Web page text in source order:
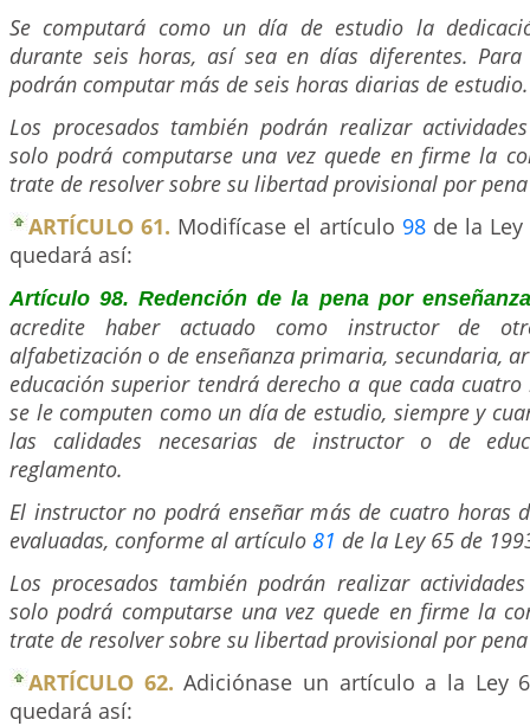
Se computará como un día de estudio la
durante seis horas, así sea en días diferentes. Para
podrán computar más de seis horas diarias de estudio.
Los procesados también podrán realizar
solo podrá computarse una vez quede en firme la
trate de resolver sobre su libertad provisional por
ARTÍCULO 61. Modifícase el artículo 98de la Ley
quedará así:
Artículo 98. Redención de la pena por
acredite haber actuado como instructor de
alfabetización o de enseñanza primaria, secundaria,
educación superior tendrá derecho a que cada cuatro
se le computen como un día de estudio, siempre y
las calidades necesarias de instructor o de
reglamento.
El instructor no podrá enseñar más de cuatro horas
evaluadas, conforme al artículo 81 de la Ley 65 de
Los procesados también podrán realizar
solo podrá computarse una vez quede en firme la
trate de resolver sobre su libertad provisional por
ARTÍCULO 62. Adiciónase un artículo a la Ley
quedará así: